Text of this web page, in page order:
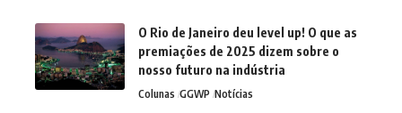
O Rio de Janeiro deu level up! O que as
premiações de 2025 dizem sobre o
nosso futuro na indústria
Colunas GGWP Notícias